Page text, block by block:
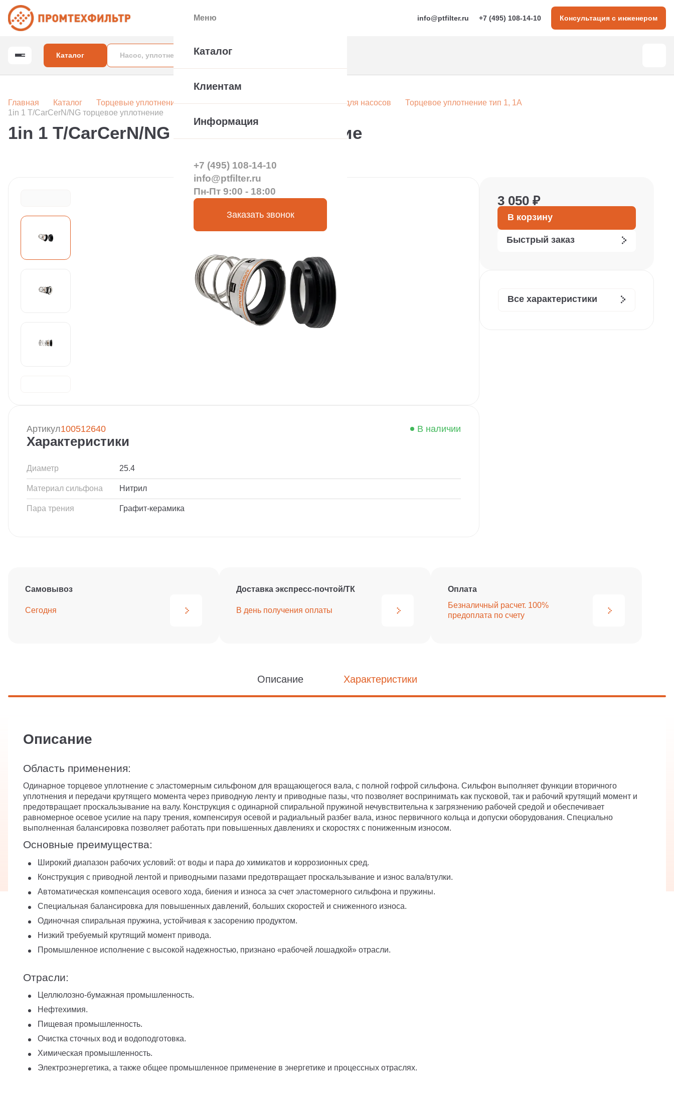
info@ptfilter.ru +7 (495) 108-14-10 Консультация с инженером
Каталог
Главная Каталог Торцевые уплотнения вала насоса Компонентные уплотнения для насосов
Торцевое уплотнение тип 1, 1A
1in 1 T/CarCerN/NG торцевое уплотнение
1in 1 T/CarCerN/NG торцевое уплотнение
Артикул100512640 В наличии
Характеристики
Диаметр 25.4
Материал сильфона Нитрил
Пара трения Графит-керамика
3 050 ₽
В корзину
Быстрый заказ
Все характеристики
Самовывоз
Сегодня
Доставка экспресс-почтой/ТК
В день получения оплаты
Оплата
Безналичный расчет. 100%
предоплата по счету
Описание Характеристики
Описание
Область применения:
Одинарное торцевое уплотнение с эластомерным сильфоном для вращающегося вала, с полной гофрой сильфона. Сильфон выполняет функции вторичного
уплотнения и передачи крутящего момента через приводную ленту и приводные пазы, что позволяет воспринимать как пусковой, так и рабочий крутящий момент и
предотвращает проскальзывание на валу. Конструкция с одинарной спиральной пружиной нечувствительна к загрязнению рабочей средой и обеспечивает
равномерное осевое усилие на пару трения, компенсируя осевой и радиальный разбег вала, износ первичного кольца и допуски оборудования. Специально
выполненная балансировка позволяет работать при повышенных давлениях и скоростях с пониженным износом.
Основные преимущества:
Широкий диапазон рабочих условий: от воды и пара до химикатов и коррозионных сред.
Конструкция с приводной лентой и приводными пазами предотвращает проскальзывание и износ вала/втулки.
Автоматическая компенсация осевого хода, биения и износа за счет эластомерного сильфона и пружины.
Специальная балансировка для повышенных давлений, больших скоростей и сниженного износа.
Одиночная спиральная пружина, устойчивая к засорению продуктом.
Низкий требуемый крутящий момент привода.
Промышленное исполнение с высокой надежностью, признано «рабочей лошадкой» отрасли.
Отрасли:
Целлюлозно-бумажная промышленность.
Нефтехимия.
Пищевая промышленность.
Очистка сточных вод и водоподготовка.
Химическая промышленность.
Электроэнергетика, а также общее промышленное применение в энергетике и процессных отраслях.
Меню
Каталог
Клиентам
Информация
+7 (495) 108-14-10
info@ptfilter.ru
Пн-Пт 9:00 - 18:00
Заказать звонок